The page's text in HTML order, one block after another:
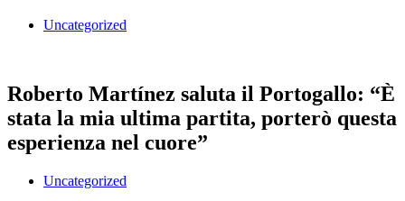
Uncategorized
Roberto Martínez saluta il Portogallo: “È
stata la mia ultima partita, porterò questa
esperienza nel cuore”
Uncategorized